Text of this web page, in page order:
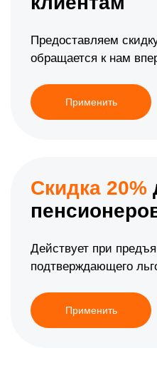
Предоставляем
обращается к нам
Применить
Скидка 20%
Действует при
подтверждающего
Применить